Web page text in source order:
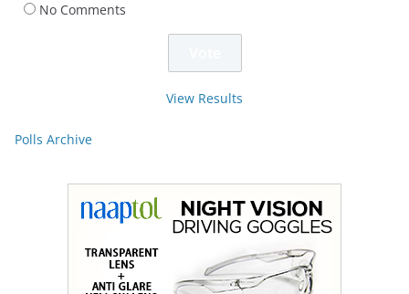
No Comments
View Results
Polls Archive